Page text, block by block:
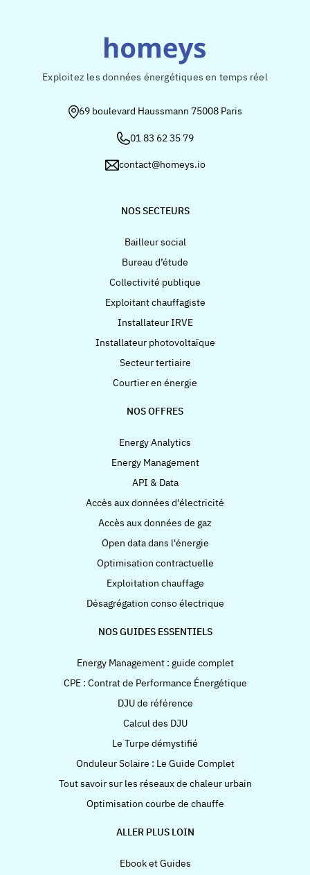
Exploitez les données énergétiques en temps réel
69 boulevard Haussmann 75008 Paris
01 83 62 35 79
contact@homeys.io
NOS SECTEURS
Bailleur social
Bureau d’étude
Collectivité publique
Exploitant chauffagiste
Installateur IRVE
Installateur photovoltaïque
Secteur tertiaire
Courtier en énergie
NOS OFFRES
Energy Analytics
Energy Management
API & Data
Accès aux données d'électricité
Accès aux données de gaz
Open data dans l'énergie
Optimisation contractuelle
Exploitation chauffage
Désagrégation conso électrique
NOS GUIDES ESSENTIELS
Energy Management : guide complet
CPE : Contrat de Performance Énergétique
DJU de référence
Calcul des DJU
Le Turpe démystifié
Onduleur Solaire : Le Guide Complet
Tout savoir sur les réseaux de chaleur urbain
Optimisation courbe de chauffe
ALLER PLUS LOIN
Ebook et Guides